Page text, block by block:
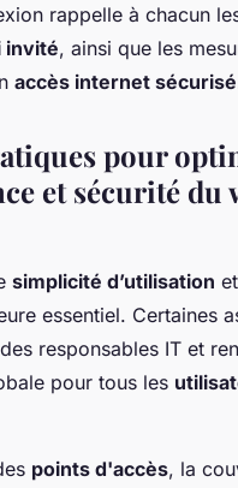
rappelle à chacun
invité, ainsi que les
accès internet sécurisé
pour
et sécurité du
simplicité d’utilisation
essentiel. Certaines
responsables IT et
pour tous les
points d'accès, la